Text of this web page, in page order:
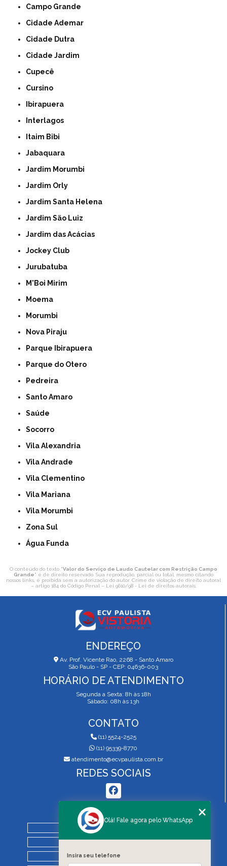
Campo Grande
Cidade Ademar
Cidade Dutra
Cidade Jardim
Cupecê
Cursino
Ibirapuera
Interlagos
Itaim Bibi
Jabaquara
Jardim Morumbi
Jardim Orly
Jardim Santa Helena
Jardim São Luiz
Jardim das Acácias
Jockey Club
Jurubatuba
M'Boi Mirim
Moema
Morumbi
Nova Piraju
Parque Ibirapuera
Parque do Otero
Pedreira
Santo Amaro
Saúde
Socorro
Vila Alexandria
Vila Andrade
Vila Clementino
Vila Mariana
Vila Morumbi
Zona Sul
Água Funda
O conteúdo do texto "Valor do Serviço de Laudo Cautelar com Restrição Campo
Grande" é de direito reservado. Sua reprodução, parcial ou total, mesmo citando
nossos links, é proibida sem a autorização do autor. Crime de violação de direito autoral
– artigo 184 do Código Penal – Lei 9610/98 - Lei de direitos autorais.
ENDEREÇO
Av. Prof. Vicente Rao, 2268 - Santo Amaro
São Paulo - SP - CEP: 04636-003
HORÁRIO DE ATENDIMENTO
Segunda a Sexta: 8h às 18h
Sábado: 08h às 13h
CONTATO
(11) 5524-2525
(11) 95339-8770
atendimento@ecvpaulista.com.br
REDES SOCIAIS
MENU
QUEM SOMOS
SERVIÇOS
Olá! Fale agora pelo WhatsApp
Insira seu telefone